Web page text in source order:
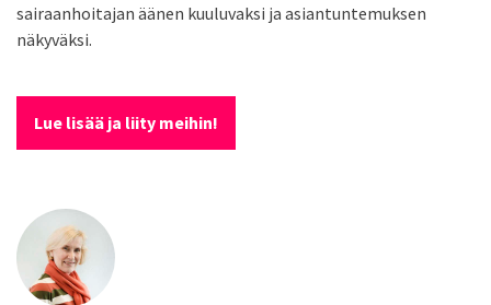
sairaanhoitajan äänen kuuluvaksi ja asiantuntemuksen
näkyväksi.
Lue lisää ja liity meihin!